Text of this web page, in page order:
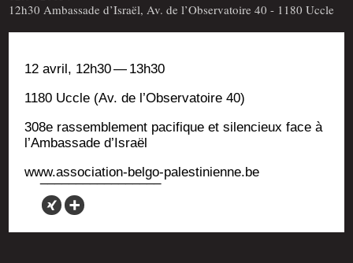
12h30 Ambassade d’Israël, Av. de l’Observatoire 40 - 1180 Uccle
12 avril, 12h30 — 13h30
1180 Uccle (Av. de l’Observatoire 40)
308e ras­sem­ble­ment paci­fique et silen­cieux face à
l’Ambassade d’Israël
www.association-belgo-palestinienne.be